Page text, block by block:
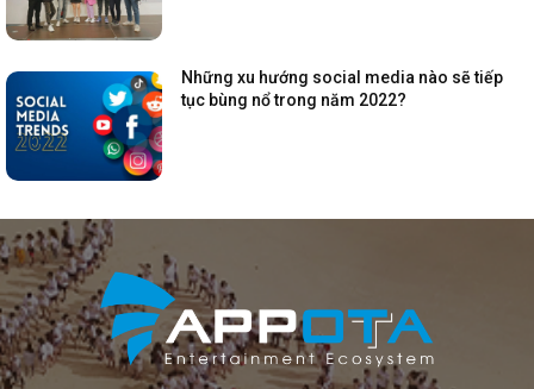
Những xu hướng social media nào sẽ tiếp
tục bùng nổ trong năm 2022?